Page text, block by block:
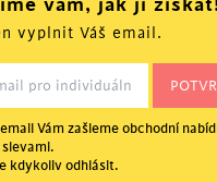
vyplnit Váš email.
Vám zašleme obchodní
kdykoliv odhlásit.